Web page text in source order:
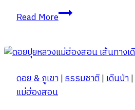
ภาค
เหนือ
เท่า
แล้ว
Read Moreปาย
แคน
(กอง
จุด
ดอย & ภูเขา|ธรรมชาติ|เดินป่า|
แม่ฮ่องสอน